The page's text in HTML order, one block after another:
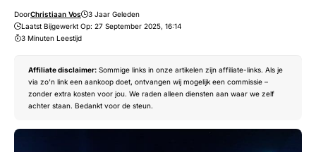
DoorChristiaan Vos
3 Jaar Geleden
Laatst Bijgewerkt Op: 27 September 2025, 16:14
3 Minuten Leestijd
Affiliate disclaimer: Sommige links in onze artikelen zijn affiliate-links. Als je
via zo’n link een aankoop doet, ontvangen wij mogelijk een commissie –
zonder extra kosten voor jou. We raden alleen diensten aan waar we zelf
achter staan. Bedankt voor de steun.